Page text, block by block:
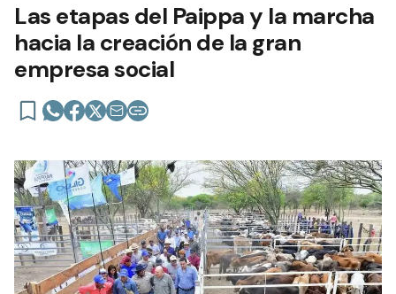
Las etapas del Paippa y la marcha
hacia la creación de la gran
empresa social